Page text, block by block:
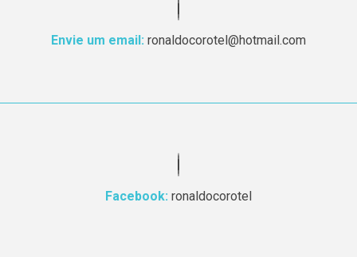
Envie um email: ronaldocorotel@hotmail.com
Facebook: ronaldocorotel